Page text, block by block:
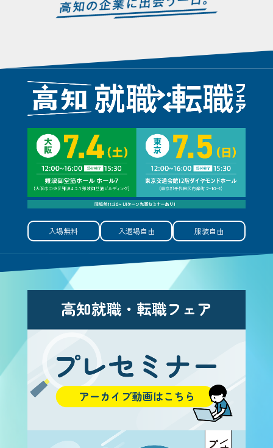
入場無料 入退場自由 服装自由